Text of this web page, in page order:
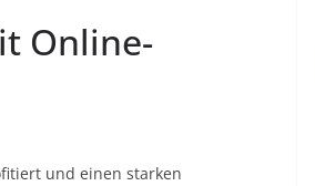
Online-
und einen starken